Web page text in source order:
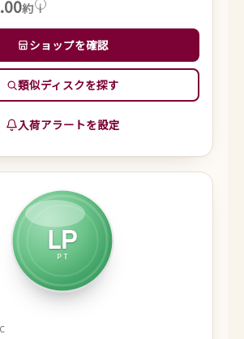
約 i
ショップを確認
類似ディスクを探す
入荷アラートを設定
LP
PT